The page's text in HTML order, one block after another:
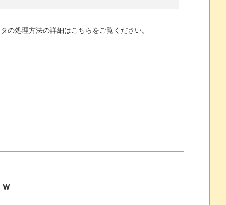
の処理方法の詳細はこちらをご覧ください。